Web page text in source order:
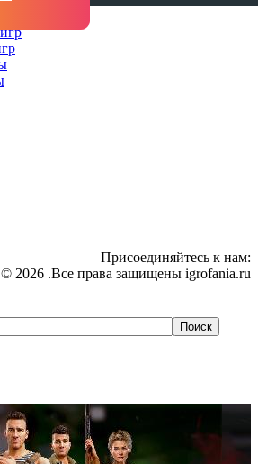
Присоединяйтесь к нам:
© 2026 .Все права защищены igrofania.ru